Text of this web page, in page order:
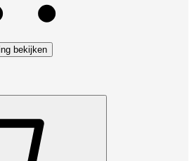
bekijken